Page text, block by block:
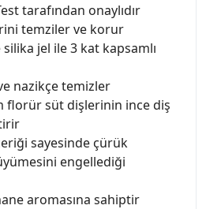
tarafından onaylıdır
temziler ve korur
jel ile 3 kat kapsamlı
nazikçe temizler
florür süt dişlerinin ince diş
sayesinde çürük
engellediği
aromasına sahiptir